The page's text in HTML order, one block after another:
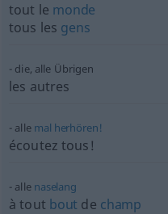
tout le monde
tous les gens
die, alle Übrigen
les autres
alle mal herhören!
écoutez tous!
alle naselang
à tout bout de champ